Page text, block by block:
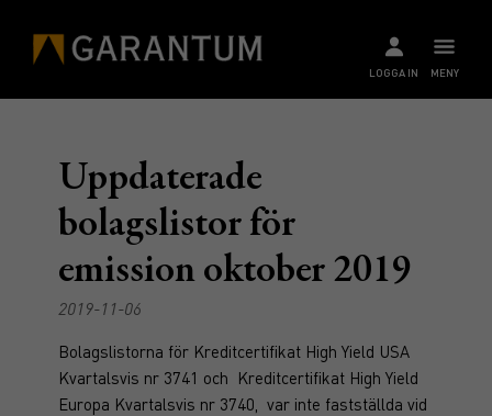
MENY
LOGGA IN
Uppdaterade
bolagslistor för
emission oktober 2019
2019-11-06
Bolagslistorna för Kreditcertifikat High Yield USA
Kvartalsvis nr 3741 och Kreditcertifikat High Yield
Europa Kvartalsvis nr 3740, var inte fastställda vid